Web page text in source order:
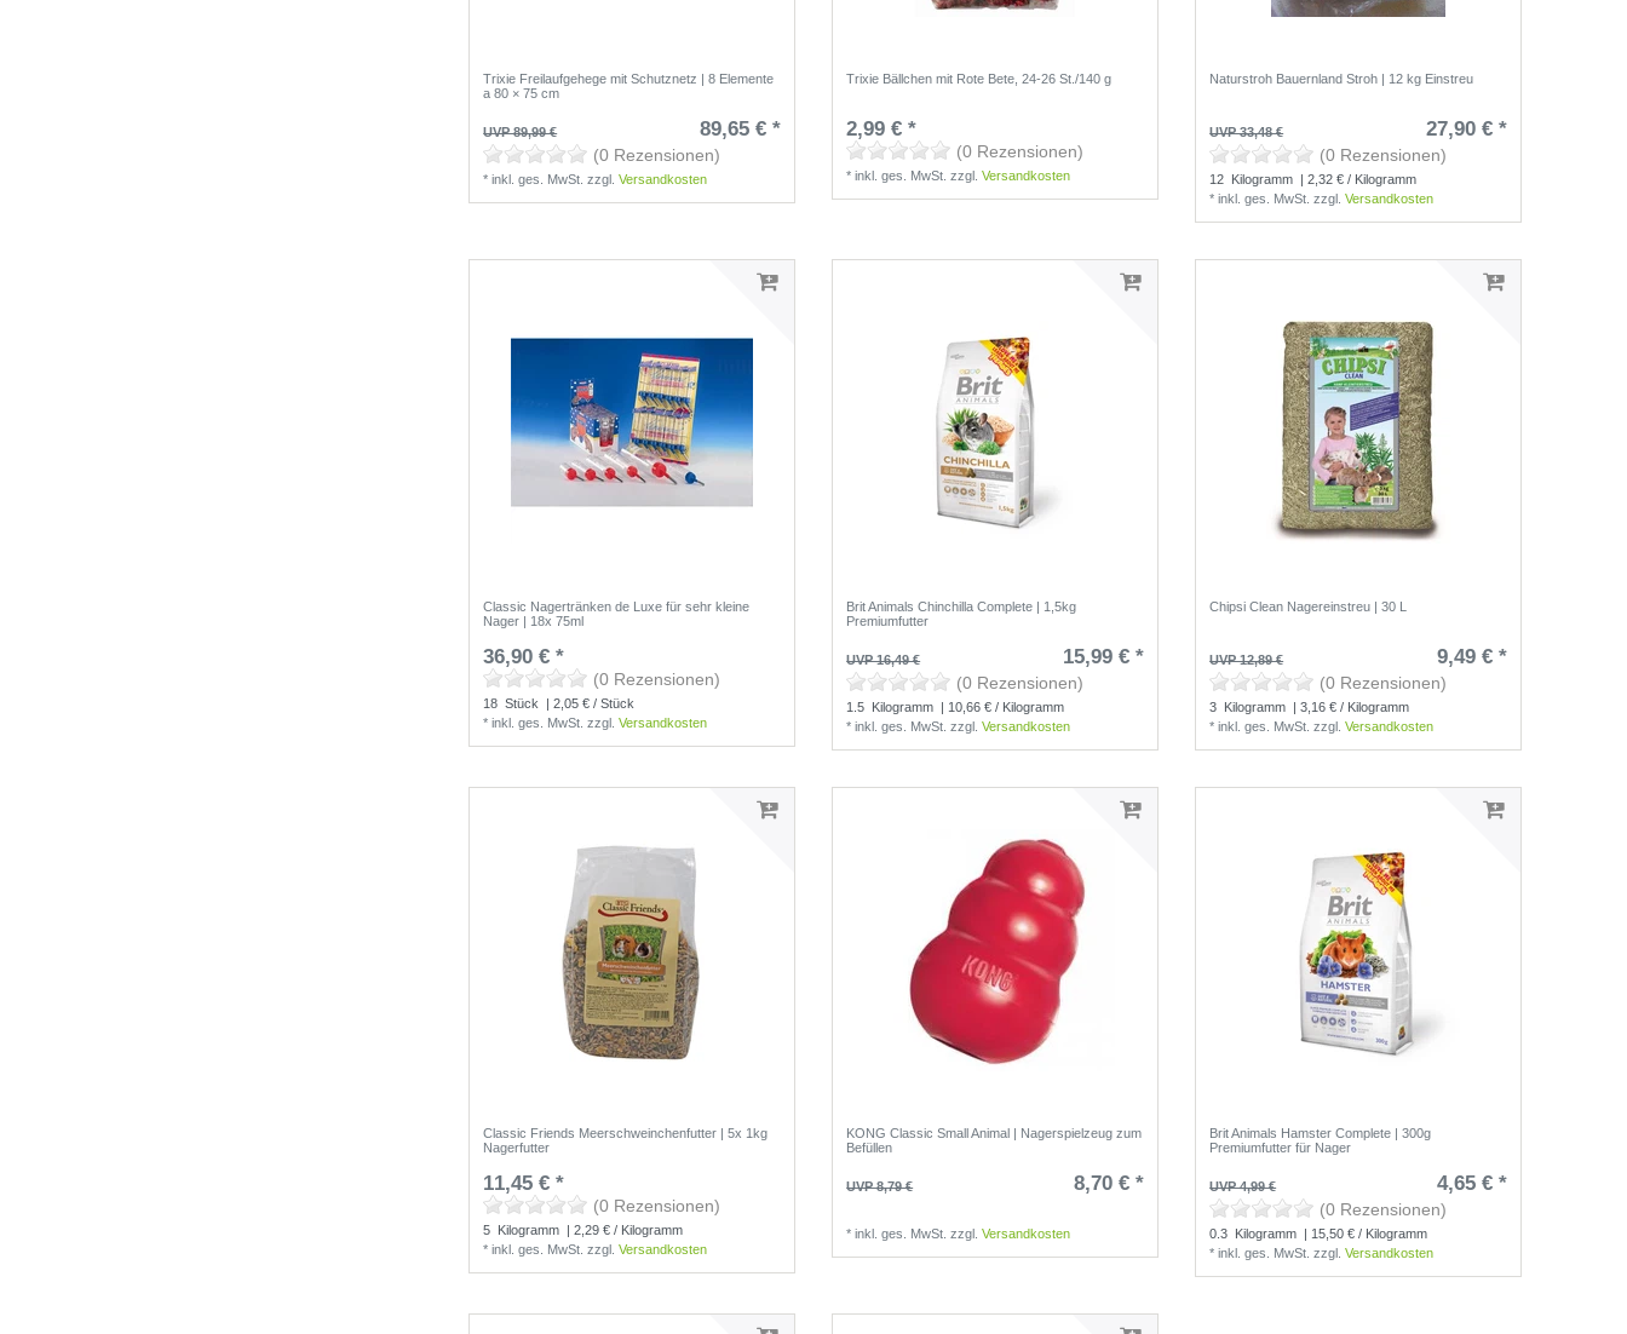
Trixie Freilaufgehege mit Schutznetz | 8 Elemente
a 80 × 75 cm
UVP 89,99 € 89,65 € *
(0 Rezensionen)
*inkl. ges. MwSt. zzgl.Versandkosten
Trixie Bällchen mit Rote Bete, 24-26 St./140 g
2,99 € *
(0 Rezensionen)
*inkl. ges. MwSt. zzgl.Versandkosten
Naturstroh Bauernland Stroh | 12 kg Einstreu
UVP 33,48 € 27,90 € *
(0 Rezensionen)
12 Kilogramm
| 2,32 € / Kilogramm
*inkl. ges. MwSt. zzgl.Versandkosten
Classic Nagertränken de Luxe für sehr kleine
Nager | 18x 75ml
36,90 € *
(0 Rezensionen)
18 Stück
| 2,05 € / Stück
*inkl. ges. MwSt. zzgl.Versandkosten
Brit Animals Chinchilla Complete | 1,5kg
Premiumfutter
UVP 16,49 € 15,99 € *
(0 Rezensionen)
1.5 Kilogramm | 10,66 € / Kilogramm
*inkl. ges. MwSt. zzgl.Versandkosten
Chipsi Clean Nagereinstreu | 30 L
UVP 12,89 € 9,49 € *
(0 Rezensionen)
3 Kilogramm | 3,16 € / Kilogramm
*inkl. ges. MwSt. zzgl.Versandkosten
Classic Friends Meerschweinchenfutter | 5x 1kg
Nagerfutter
11,45 € *
(0 Rezensionen)
5 Kilogramm | 2,29 € / Kilogramm
*inkl. ges. MwSt. zzgl.Versandkosten
KONG Classic Small Animal | Nagerspielzeug zum
Befüllen
UVP 8,79 € 8,70 € *
*inkl. ges. MwSt. zzgl.Versandkosten
Brit Animals Hamster Complete | 300g
Premiumfutter für Nager
UVP 4,99 € 4,65 € *
(0 Rezensionen)
0.3 Kilogramm | 15,50 € / Kilogramm
*inkl. ges. MwSt. zzgl.Versandkosten